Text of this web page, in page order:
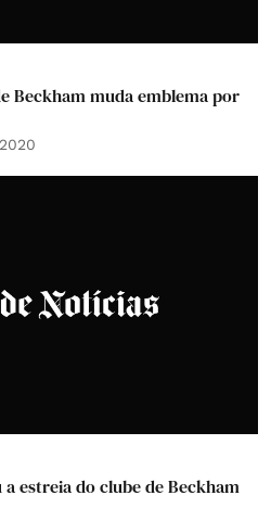
Beckham muda emblema por
estreia do clube de Beckham